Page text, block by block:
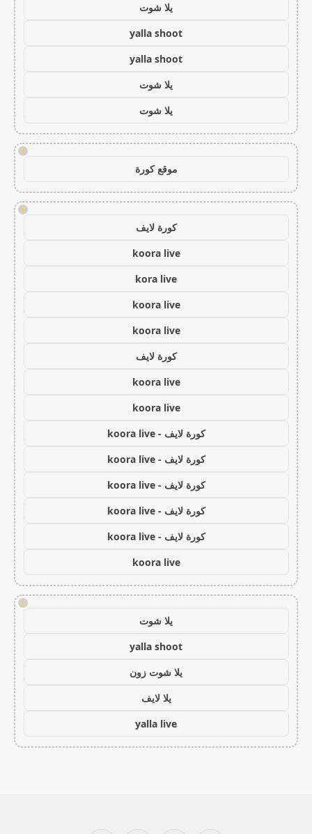
يلا شوت
yalla shoot
yalla shoot
يلا شوت
يلا شوت
!
موقع كورة
!
كورة لايف
koora live
kora live
koora live
koora live
كورة لايف
koora live
koora live
كورة لايف - koora live
كورة لايف - koora live
كورة لايف - koora live
كورة لايف - koora live
كورة لايف - koora live
koora live
!
يلا شوت
yalla shoot
يلا شوت زون
يلا لايف
yalla live